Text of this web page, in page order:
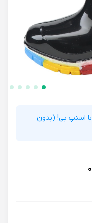
با اسنپ پی! (بدون